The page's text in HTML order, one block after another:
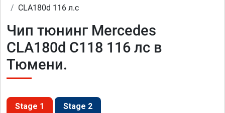
CLA180d 116 л.с
Чип тюнинг Mercedes
CLA180d C118 116 лс в
Тюмени.
Stage 1 Stage 2